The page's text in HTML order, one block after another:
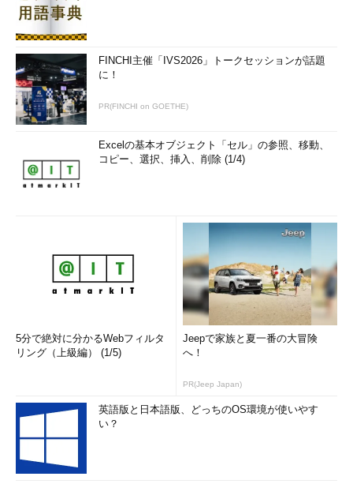
FINCHI主催「IVS2026」トークセッションが話題
に！
PR(FINCHI on GOETHE)
Excelの基本オブジェクト「セル」の参照、移動、
コピー、選択、挿入、削除 (1/4)
5分で絶対に分かるWebフィルタ
リング（上級編） (1/5)
Jeepで家族と夏一番の大冒険
へ！
PR(Jeep Japan)
英語版と日本語版、どっちのOS環境が使いやす
い？